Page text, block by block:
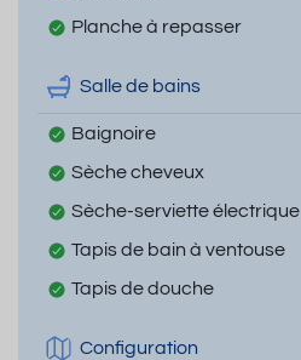
Planche à repasser
Salle de bains
Baignoire
Sèche cheveux
Sèche-serviette électrique
Tapis de bain à ventouse
Tapis de douche
Configuration